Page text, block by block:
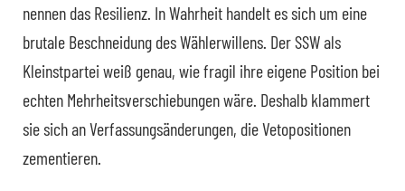
nennen das Resilienz. In Wahrheit handelt es sich um eine
brutale Beschneidung des Wählerwillens. Der SSW als
Kleinstpartei weiß genau, wie fragil ihre eigene Position bei
echten Mehrheitsverschiebungen wäre. Deshalb klammert
sie sich an Verfassungsänderungen, die Vetopositionen
zementieren.